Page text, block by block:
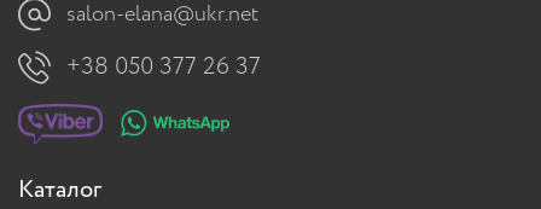
salon-elana@ukr.net
+38 050 377 26 37
Каталог